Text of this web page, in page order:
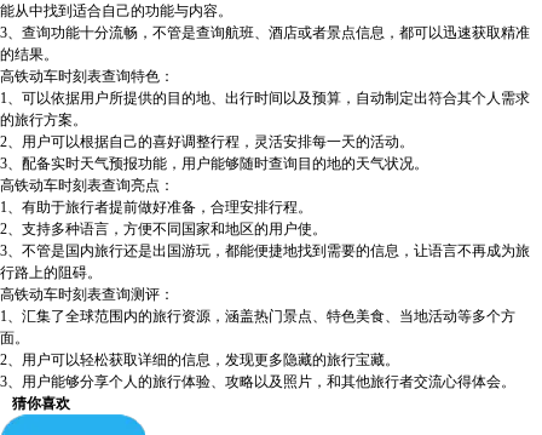
能从中找到适合自己的功能与内容。
3、查询功能十分流畅，不管是查询航班、酒店或者景点信息，都可以迅速获取精准
的结果。
高铁动车时刻表查询特色：
1、可以依据用户所提供的目的地、出行时间以及预算，自动制定出符合其个人需求
的旅行方案。
2、用户可以根据自己的喜好调整行程，灵活安排每一天的活动。
3、配备实时天气预报功能，用户能够随时查询目的地的天气状况。
高铁动车时刻表查询亮点：
1、有助于旅行者提前做好准备，合理安排行程。
2、支持多种语言，方便不同国家和地区的用户使。
3、不管是国内旅行还是出国游玩，都能便捷地找到需要的信息，让语言不再成为旅
行路上的阻碍。
高铁动车时刻表查询测评：
1、汇集了全球范围内的旅行资源，涵盖热门景点、特色美食、当地活动等多个方
面。
2、用户可以轻松获取详细的信息，发现更多隐藏的旅行宝藏。
3、用户能够分享个人的旅行体验、攻略以及照片，和其他旅行者交流心得体会。
猜你喜欢